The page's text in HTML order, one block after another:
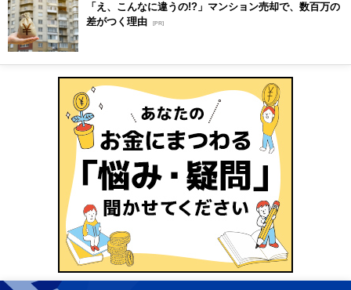
「え、こんなに違うの!?」マンション売却で、数百万の
差がつく理由 [PR]